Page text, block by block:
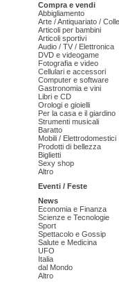
Compra e vendi
Abbigliamento
Arte / Antiquariato /
Articoli per bambini
Articoli sportivi
Audio / TV / Elettronica
DVD e videogame
Fotografia e video
Cellulari e accessori
Computer e software
Gastronomia e vini
Libri e CD
Orologi e gioielli
Per la casa e il giardino
Strumenti musicali
Baratto
Mobili / Elettrodomestici
Prodotti di bellezza
Biglietti
Sexy shop
Altro
Eventi / Feste
News
Economia e Finanza
Scienze e Tecnologie
Sport
Spettacolo e Gossip
Salute e Medicina
UFO
Italia
dal Mondo
Altro